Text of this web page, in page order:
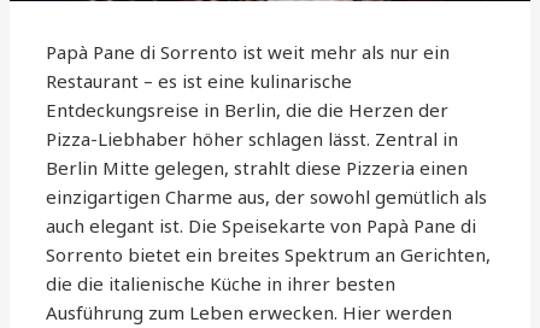
Papà Pane di Sorrento ist weit mehr als nur ein
Restaurant – es ist eine kulinarische
Entdeckungsreise in Berlin, die die Herzen der
Pizza-Liebhaber höher schlagen lässt. Zentral in
Berlin Mitte gelegen, strahlt diese Pizzeria einen
einzigartigen Charme aus, der sowohl gemütlich als
auch elegant ist. Die Speisekarte von Papà Pane di
Sorrento bietet ein breites Spektrum an Gerichten,
die die italienische Küche in ihrer besten
Ausführung zum Leben erwecken. Hier werden